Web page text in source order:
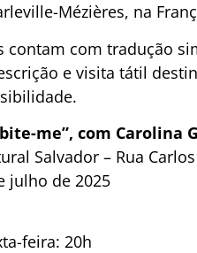
Mézières, na
contam com tradução
e visita tátil
me”, com Carolina
Salvador – Rua
julho de 2025
feira: 20h